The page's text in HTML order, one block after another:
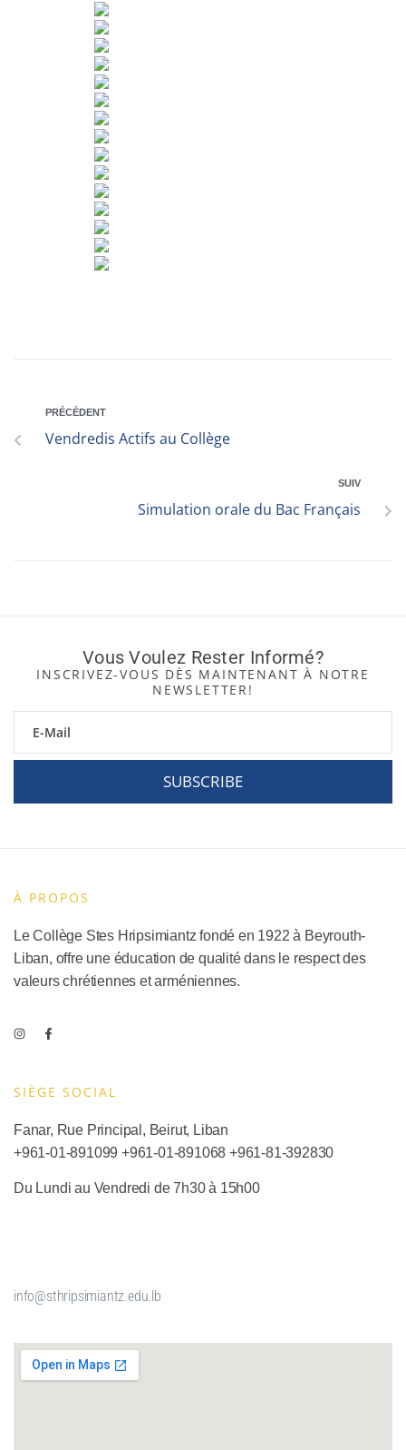
PRÉCÉDENT
Vendredis Actifs au Collège
SUIV
Simulation orale du Bac Français
Vous Voulez Rester Informé?
INSCRIVEZ-VOUS DÈS MAINTENANT À NOTRE
NEWSLETTER!
SUBSCRIBE
À PROPOS
Le Collège Stes Hripsimiantz fondé en 1922 à Beyrouth-
Liban, offre une éducation de qualité dans le respect des
valeurs chrétiennes et arméniennes.
SIÈGE SOCIAL​
Fanar, Rue Principal, Beirut, Liban
+961-01-891099 +961-01-891068+961-81-392830
Du Lundi au Vendredi de 7h30 à 15h00
info@sthripsimiantz.edu.lb